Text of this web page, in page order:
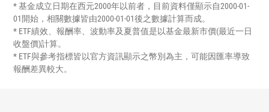
* 基金成立日期在西元2000年以前者，目前資料僅顯示自2000-01-
01開始，相關數據皆由2000-01-01後之數據計算而成。
* ETF績效、報酬率、波動率及夏普值是以基金最新市價(最近一日
收盤價)計算。
* ETF與參考指標皆以官方資訊顯示之幣別為主，可能因匯率導致
報酬差異較大。